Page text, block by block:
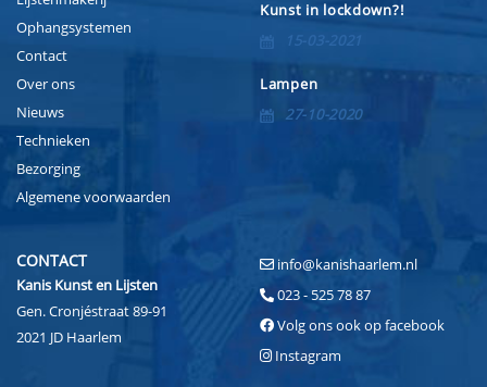
Ophangsystemen
Contact
Over ons
Nieuws
Technieken
Bezorging
Algemene voorwaarden
Kunst in lockdown?!
15-03-2021
Lampen
27-10-2020
CONTACT
Kanis Kunst en Lijsten
Gen. Cronjéstraat 89-91
2021 JD Haarlem
info@kanishaarlem.nl
023 - 525 78 87
Volg ons ook op facebook
Instagram